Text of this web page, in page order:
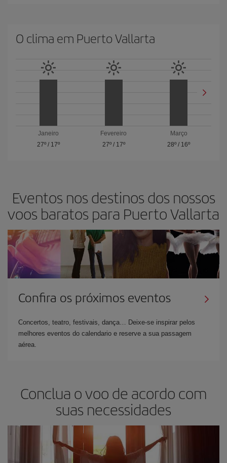
O clima em Puerto Vallarta
Janeiro
27º/ 17º
Fevereiro
27º/ 17º
Março
28º / 16º
Eventos nos destinos dos nossos
voos baratos para Puerto Vallarta
Confira os próximos eventos
Concertos, teatro, festivais, dança… Deixe-se inspirar pelos
melhores eventos do calendario e reserve a sua passagem
aérea.
Conclua o voo de acordo com
suas necessidades